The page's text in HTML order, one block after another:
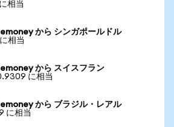
相当
から シンガポールドル
相当
から スイスフラン
に相当
から ブラジル・レアル
に相当